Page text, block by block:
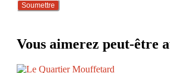
Vous aimerez peut-être